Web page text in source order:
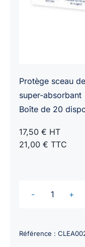
Protège sceau
super-absorbant
Boîte de 20
17,50 € HT
21,00 € TTC
quantité
Référence :